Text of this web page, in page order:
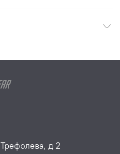
д 2